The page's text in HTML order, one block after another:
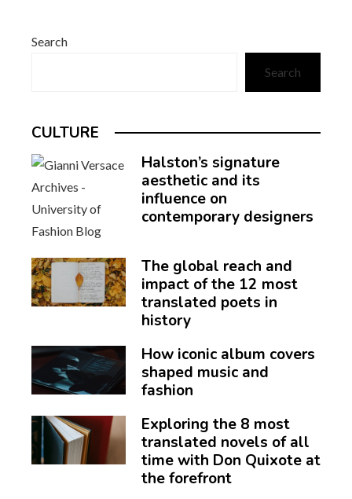
Search
Search
CULTURE
Halston’s signature
aesthetic and its
influence on
contemporary designers
The global reach and
impact of the 12 most
translated poets in
history
How iconic album covers
shaped music and
fashion
Exploring the 8 most
translated novels of all
time with Don Quixote at
the forefront